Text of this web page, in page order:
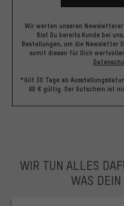
Wir werten unseren
Bist Du bereits Kunde bei
Bestellungen, um die Newsletter
somit diesen für Dich
*Gilt 30 Tage ab
60 € gültig. Der Gutschein ist
WIR TUN ALLES
WAS